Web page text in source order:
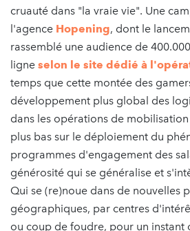
cruauté dans "la vraie vie". Une
l'agence Hopening, dont le
rassemblé une audience de
ligne selon le site dédié à
temps que cette montée des
développement plus global des
dans les opérations de
plus bas sur le déploiement du
programmes d'engagement des
générosité qui se généralise et
Qui se (re)noue dans de nouvelles
géographiques, par centres
ou coup de foudre, pour un instant